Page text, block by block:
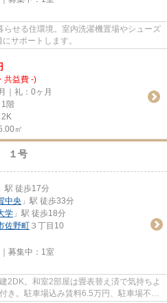
せる住環境。室内洗濯機置場やシューズ
サポートします。
共益費 -)
｜礼：0ヶ月
1階
2K
㎡
１号
」駅 徒歩17分
中央 」駅 徒歩33分
学 」駅 徒歩18分
佐野町 ３丁目10
募集中： 1室
2DK。和室2部屋は畳表替え済で気持ちよ
き。駐車場込み賃料6.5万円、駐車場不要